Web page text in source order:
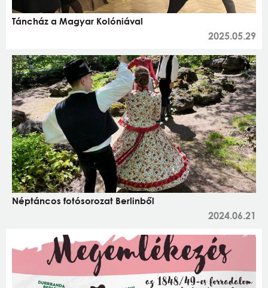
Táncház a Magyar Kolóniával
2025.05.29
Néptáncos fotósorozat Berlinből
2024.06.21